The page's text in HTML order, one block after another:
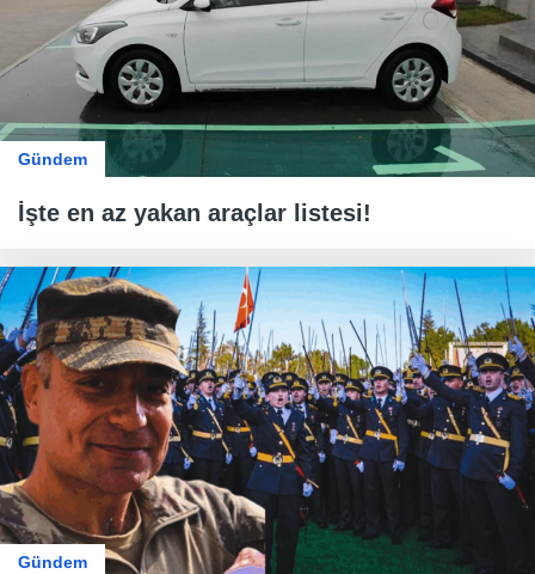
Gündem
İşte en az yakan araçlar listesi!
Gündem